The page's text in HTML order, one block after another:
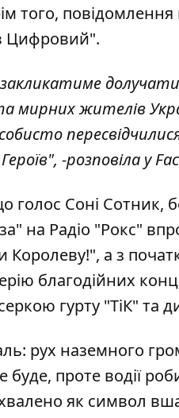
того,
Цифровий".
мирних жителів
-розповіла у
голос Соні Сотник,
на Радіо "Рокс"
Королеву!", а з
благодійних
гурту "ТіК" та
рух наземного
буде, проте водії
як символ